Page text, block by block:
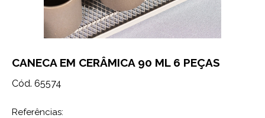
CANECA EM CERÂMICA 90 ML 6 PEÇAS
Cód. 65574
Referências: